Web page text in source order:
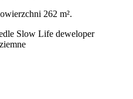
262 m².
Slow Life deweloper